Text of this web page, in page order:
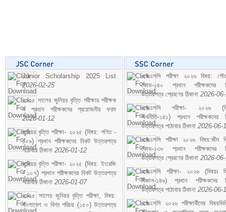
Junior Scholarship 2025 List
2026-02-25
২০২৫ সালের জুনিয়র বৃত্তি পরীক্ষার পরীক্ষক
ও প্রধান পরীক্ষকদের প্রয়োজনীয় ফরম
2026-01-12
জুনিয়র বৃত্তি পরীক্ষা- ২০২৫ (বিষয়: গণিত -
১০৯) প্রধান পরীক্ষকদের নিকট উত্তরপত্র
পাঠাবার ঠিকানা 2026-01-12
জুনিয়র বৃত্তি পরীক্ষা- ২০২৫ (বিষয়: ইংরেজি
- ১০৭) প্রধান পরীক্ষকদের নিকট উত্তরপত্র
পাঠাবার ঠিকানা 2026-01-07
২০২৫ সালের জুনিয়র বৃত্তি পরীক্ষা, বিষয়:
বাংলাদেশ ও বিশ্ব পরিচয় (১৫০) উত্তরপত্র
এসএসসি পরীক্ষা ২০২৬ বিষয়:
কোড-১৪০ প্রধান পরীক্ষকদের
উত্তরপত্র প্রেরণের ঠিকানা 2026-
এসএসসি পরীক্ষা- ২০২৬
অর্থনীতি-১৪১) প্রধান পরীক্ষকদের
উত্তরপত্র পাঠাবার ঠিকানা 2026-06-
এসএসসি পরীক্ষা ২০২৬ বিষয়:জীব
কোড-১৩৮ প্রধান পরীক্ষকদের
উত্তরপত্র প্রেরণের ঠিকানা 2026-
এসএসসি পরীক্ষা- ২০২৬ (বিষয়ঃ
বিজ্ঞান-১৪৬) প্রধান পরীক্ষকদের
উত্তরপত্র পাঠাবার ঠিকানা 2026-06-
এসএসসি ২০২৬ পরীক্ষার্থীদের